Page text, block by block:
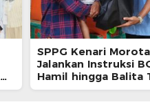
SPPG Kenari
Jalankan Instruksi
Hamil hingga Balita
Makanan Bergizi